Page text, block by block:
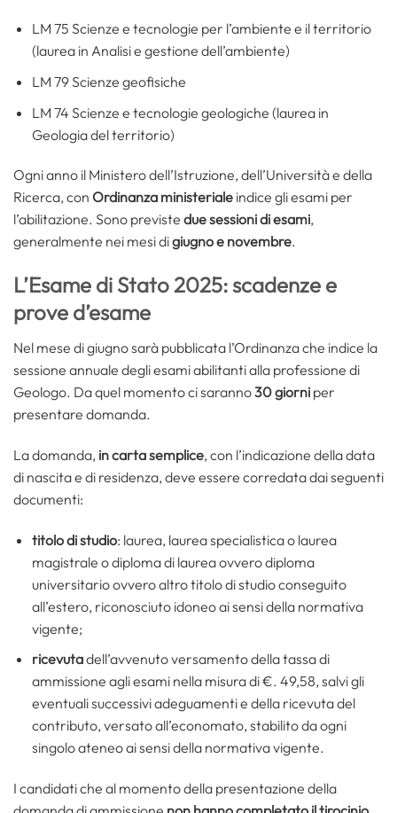
LM 75 Scienze e tecnologie per l’ambiente e il territorio
(laurea in Analisi e gestione dell’ambiente)
LM 79 Scienze geofisiche
LM 74 Scienze e tecnologie geologiche (laurea in
Geologia del territorio)
Ogni anno il Ministero dell’Istruzione, dell’Università e della
Ricerca, con Ordinanza ministeriale indice gli esami per
l’abilitazione. Sono previste due sessioni di esami,
generalmente nei mesi digiugno e novembre.
L’Esame di Stato 2025: scadenze e
prove d’esame
Nel mese di giugno sarà pubblicata l’Ordinanza che indice la
sessione annuale degli esami abilitanti alla professione di
Geologo. Da quel momento ci saranno30 giorni per
presentare domanda.
La domanda, in carta semplice, con l’indicazione della data
di nascita e di residenza, deve essere corredata dai seguenti
documenti:
titolo di studio: laurea, laurea specialistica o laurea
magistrale o diploma di laurea ovvero diploma
universitario ovvero altro titolo di studio conseguito
all’estero, riconosciuto idoneo ai sensi della normativa
vigente;
ricevutadell’avvenuto versamento della tassa di
ammissione agli esami nella misura di €. 49,58, salvi gli
eventuali successivi adeguamenti e della ricevuta del
contributo, versato all’economato, stabilito da ogni
singolo ateneo ai sensi della normativa vigente.
I candidati che al momento della presentazione della